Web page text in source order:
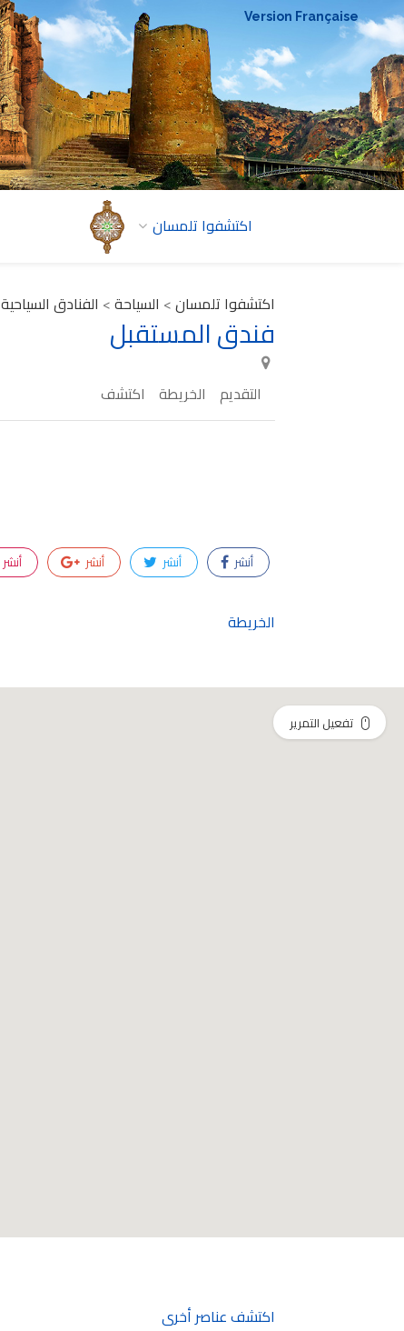
Version Française
اكتشفوا تلمسان
اكتشفوا تلمسان> السياحة> الفنادق السياحية
فندق المستقبل
التقديم الخريطة اكتشف
أنشر أنشر أنشر أنشر
الخريطة
تفعيل التمرير
اكتشف عناصر أخرى